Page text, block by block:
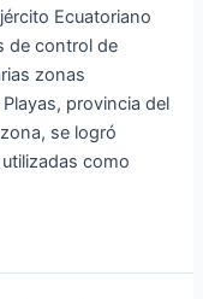
Ecuatoriano
de control de
zonas
provincia del
se logró
como